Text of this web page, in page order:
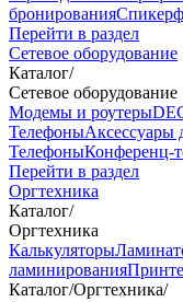
бронирования
Перейти в раздел
Сетевое оборудование
Каталог/
Сетевое оборудование
Модемы и роутеры
ТелефоныАксессуары
ТелефоныКонференц-
Перейти в раздел
Оргтехника
Каталог/
Оргтехника
Калькуляторы
ламинирования
Каталог/Оргтехника/